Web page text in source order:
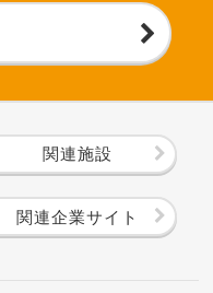
関連施設
関連企業サイト